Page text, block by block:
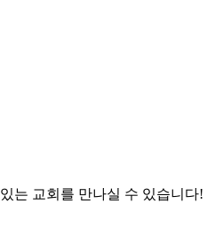
는 교회를 만나실 수 있습니다!